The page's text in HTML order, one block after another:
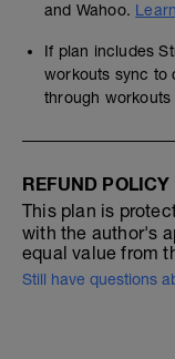
and Wahoo.
If plan includes
workouts sync to
through workouts
REFUND POLICY
This plan is
with the author's
equal value from
Still have questions